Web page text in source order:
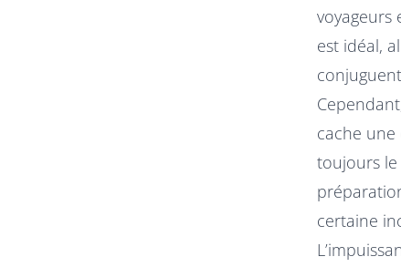
voyageurs
est idéal,
cache une
toujours le
certaine